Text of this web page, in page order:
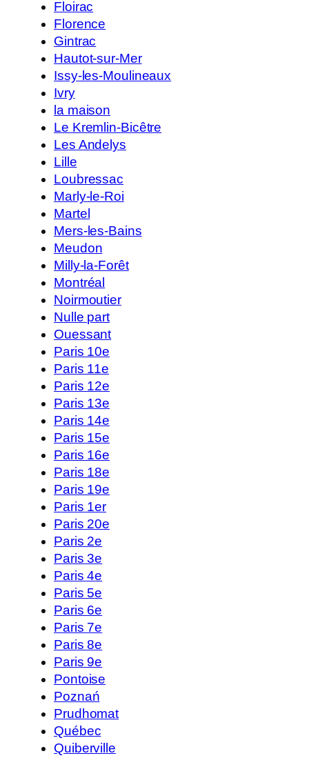
Floirac
Florence
Gintrac
Hautot-sur-Mer
Issy-les-Moulineaux
Ivry
la maison
Le Kremlin-Bicêtre
Les Andelys
Lille
Loubressac
Marly-le-Roi
Martel
Mers-les-Bains
Meudon
Milly-la-Forêt
Montréal
Noirmoutier
Nulle part
Ouessant
Paris 10e
Paris 11e
Paris 12e
Paris 13e
Paris 14e
Paris 15e
Paris 16e
Paris 18e
Paris 19e
Paris 1er
Paris 20e
Paris 2e
Paris 3e
Paris 4e
Paris 5e
Paris 6e
Paris 7e
Paris 8e
Paris 9e
Pontoise
Poznań
Prudhomat
Québec
Quiberville